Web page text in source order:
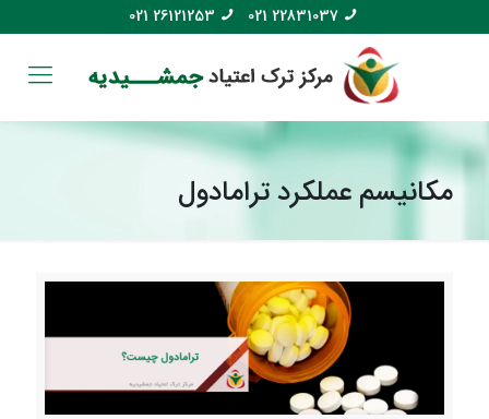
021 22831037
021 26121253
مکانیسم عملکرد ترامادول